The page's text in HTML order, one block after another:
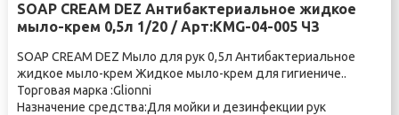
SOAP CREAM DEZ Антибактериальное жидкое
мыло-крем 0,5л 1/20 / Арт:KMG-04-005 ЧЗ
SOAP CREAM DEZ Мыло для рук 0,5л Антибактериальное
жидкое мыло-крем Жидкое мыло-крем для гигиениче..
Торговая марка :Glionni
Назначение средства:Для мойки и дезинфекции рук